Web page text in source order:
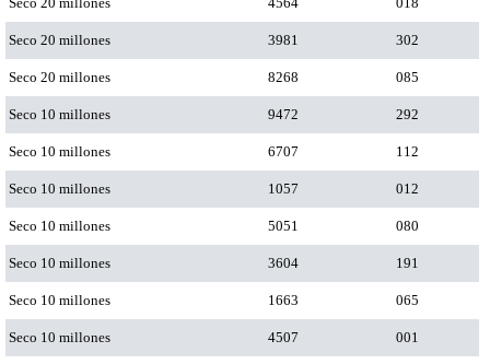
Seco 20 millones 3981 302
Seco 20 millones 8268 085
Seco 10 millones 9472 292
Seco 10 millones 6707 112
Seco 10 millones 1057 012
Seco 10 millones 5051 080
Seco 10 millones 3604 191
Seco 10 millones 1663 065
Seco 10 millones 4507 001